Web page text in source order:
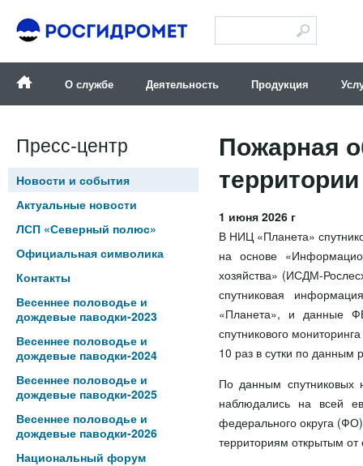
О службе Деятельность Продукция
Пресс-центр
Новости и события
Актуальные новости
ЛСП «Северный полюс»
Официальная символика
Контакты
Весеннее половодье и
дождевые паводки-2023
Весеннее половодье и
дождевые паводки-2024
Весеннее половодье и
дождевые паводки-2025
Весеннее половодье и
дождевые паводки-2026
Национальный форум
Пожарная
1 июня 2026 г
В НИЦ «Планета»
на основе
хозяйства» (ИСДМ-
спутниковая
«Планета», и данные
спутникового
10 раз в сутки по данным
По данным спутниковых
наблюдались на всей
федерального округа
территориям открытым от